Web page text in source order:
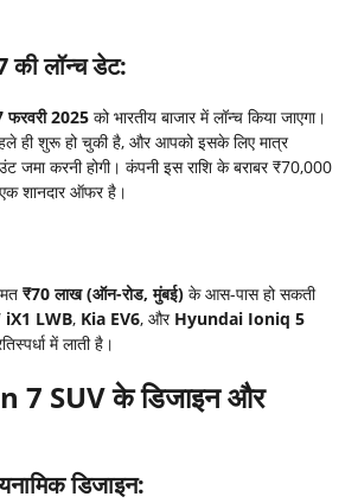
की लॉन्च डेट:
फरवरी 2025 को भारतीय बाजार में लॉन्च किया जाएगा।
ही शुरू हो चुकी है, और आपको इसके लिए मात्र
जमा करनी होगी। कंपनी इस राशि के बराबर ₹70,000
शानदार ऑफर है।
₹70लाख (ऑन-रोड,मुंबई) के आस-पास हो सकती
iX1 LWB, Kia EV6, और Hyundai Ioniq 5
में लाती है।
7 SUVके डिजाइन और
डिजाइन: